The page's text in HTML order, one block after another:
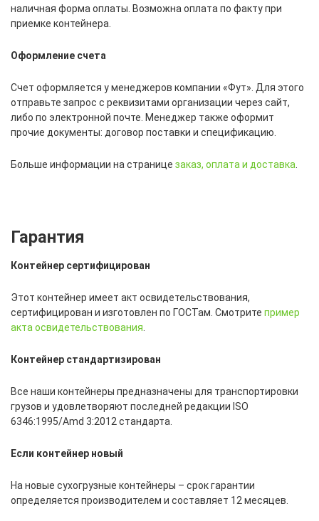
наличная форма оплаты. Возможна оплата по факту при
приемке контейнера.
Оформление счета
Счет оформляется у менеджеров компании «Фут». Для этого
отправьте запрос с реквизитами организации через сайт,
либо по электронной почте. Менеджер также оформит
прочие документы: договор поставки и спецификацию.
Больше информации на странице заказ, оплата и доставка
Гарантия
Контейнер сертифицирован
Этот контейнер имеет акт освидетельствования,
сертифицирован и изготовлен по ГОСТам. Смотрите пример
акта освидетельствования
Контейнер стандартизирован
Все наши контейнеры предназначены для транспортировки
грузов и удовлетворяют последней редакции ISO
6346:1995/Amd 3:2012 стандарта.
Если контейнер новый
На новые сухогрузные контейнеры – срок гарантии
определяется производителем и составляет 12 месяцев.